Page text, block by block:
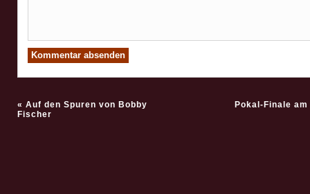
« Auf den Spuren von Bobby
Fischer
Pokal-Finale